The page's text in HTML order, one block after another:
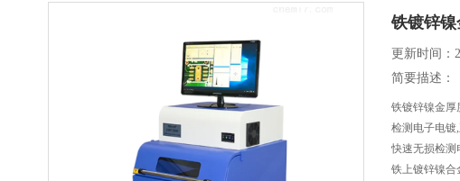
铁镀锌
更新时间：
简要描述：
铁镀锌镍金厚
检测电子电镀
快速无损检测
铁上镀锌镍合